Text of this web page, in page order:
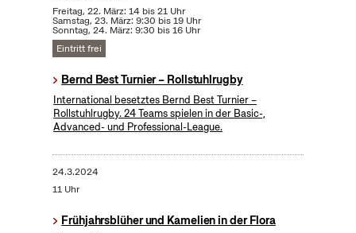
Freitag, 22. März: 14 bis 21 Uhr
Samstag, 23. März: 9:30 bis 19 Uhr
Sonntag, 24. März: 9:30 bis 16 Uhr
Eintritt frei
Bernd Best Turnier – Rollstuhlrugby
International besetztes Bernd Best Turnier –
Rollstuhlrugby. 24 Teams spielen in der Basic-,
Advanced- und Professional-League.
24.3.2024
11 Uhr
Frühjahrsblüher und Kamelien in der Flora